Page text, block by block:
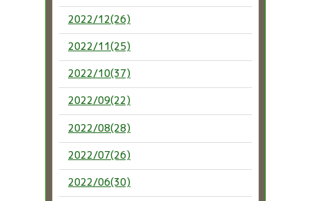
2022/12(26)
2022/11(25)
2022/10(37)
2022/09(22)
2022/08(28)
2022/07(26)
2022/06(30)